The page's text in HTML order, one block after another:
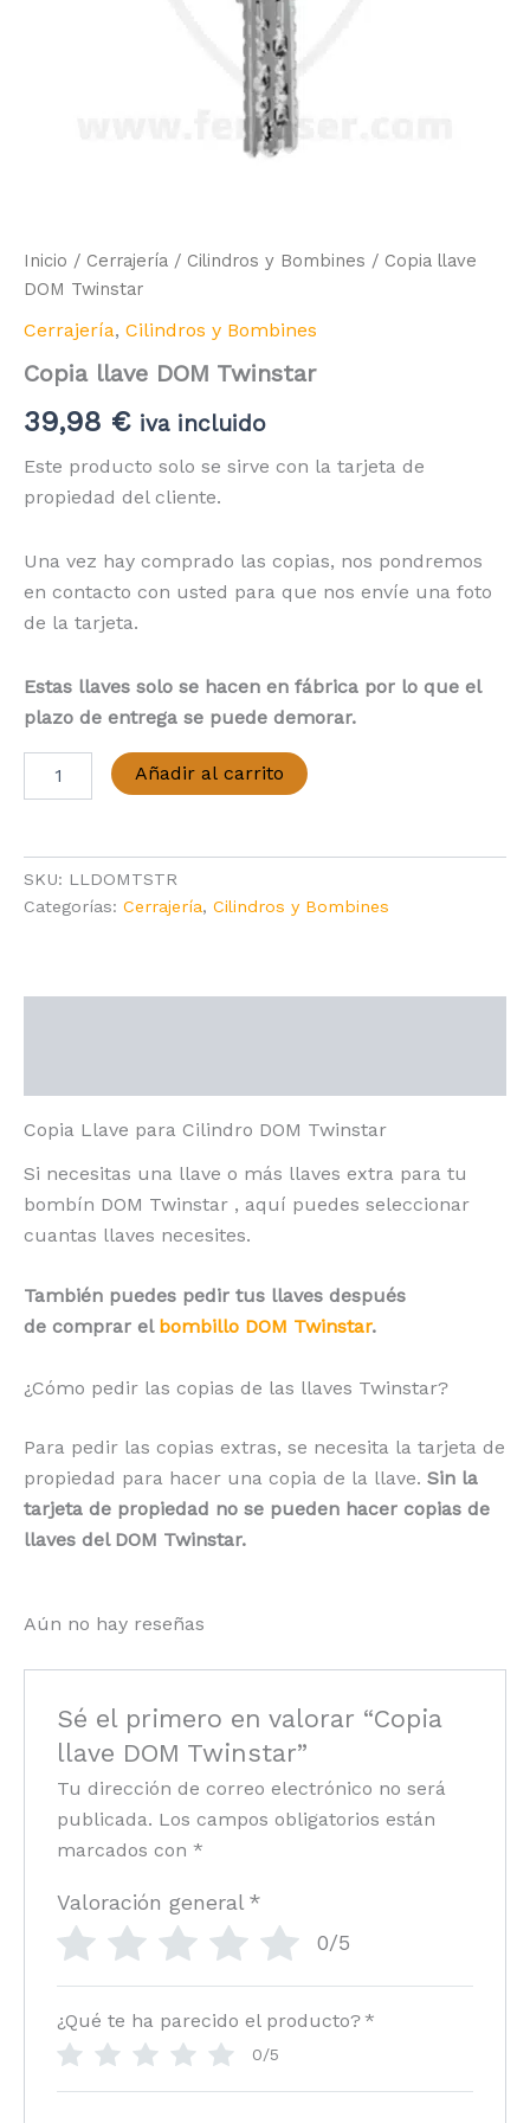
Inicio / Cerrajería / Cilindros y Bombines / Copia llave
DOM Twinstar
Cerrajería, Cilindros y Bombines
Copia llave DOM Twinstar
39,98 € iva incluido
Este producto solo se sirve con la tarjeta de
propiedad del cliente.
Una vez hay comprado las copias, nos pondremos
en contacto con usted para que nos envíe una foto
de la tarjeta.
Estas llaves solo se hacen en fábrica por lo que el
plazo de entrega se puede demorar.
llave
cantidad
Añadir al carrito
SKU: LLDOMTSTR
Categorías: Cerrajería, Cilindros y Bombines
Copia Llave para Cilindro DOM Twinstar
Si necesitas una llave o más llaves extra para tu
bombín DOM Twinstar , aquí puedes seleccionar
cuantas llaves necesites.
También puedes pedir tus llaves después
de comprar el bombillo DOM Twinstar.
¿Cómo pedir las copias de las llaves Twinstar?
Para pedir las copias extras, se necesita la tarjeta de
propiedad para hacer una copia de la llave. Sin la
tarjeta de propiedad no se pueden hacer copias de
llaves del DOM Twinstar.
Aún no hay reseñas
Sé el primero en valorar “Copia
llave DOM Twinstar”
Tu dirección de correo electrónico no será
publicada. Los campos obligatorios están
marcados con *
Valoración general *
0/5
¿Qué te ha parecido el producto?*
0/5